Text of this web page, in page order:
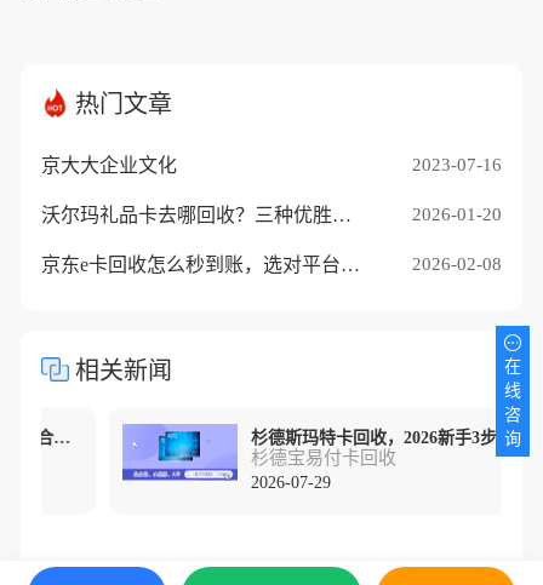
热门文章
京大大企业文化 2023-07-16
沃尔玛礼品卡去哪回收？三种优胜途径推荐 2026-01-20
京东e卡回收怎么秒到账，选对平台是关键 2026-02-08
相关新闻
杉德斯玛特卡回收！2026新手3步合规回收攻略！ 杉德斯玛特卡回收，2026新手3步合规回收攻略！
杉德宝易付卡回收
2026-07-29
在
线
咨
询